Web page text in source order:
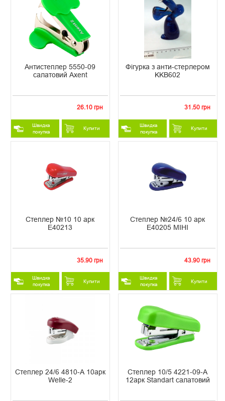
Антистеплер 5550-09
салатовий Axent
26.10 грн
Швидка
покупка
Купити
Фігурка з анти-стерлером
KKB602
31.50 грн
Швидка
покупка
Купити
Степлер №10 10 арк
Е40213
35.90 грн
Швидка
покупка
Купити
Степлер №24/6 10 арк
Е40205 МІНІ
43.90 грн
Швидка
покупка
Купити
Степлер 24/6 4810-А 10арк
Welle-2
Степлер 10/5 4221-09-А
12арк Standart салатовий